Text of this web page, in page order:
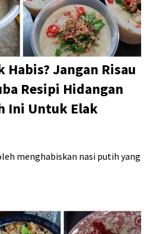
Habis? Jangan Risau
Resipi Hidangan
Ini Untuk Elak
menghabiskan nasi putih yang